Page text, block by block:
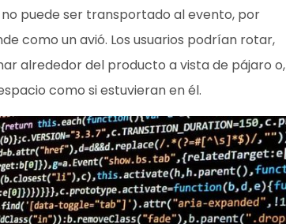
puede ser transportado al evento, por
como un avió. Los usuarios podrían rotar,
alrededor del producto a vista de pájaro o,
como si estuvieran en él.